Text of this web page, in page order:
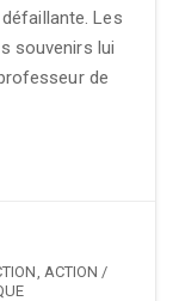
Les
souvenirs lui
de
, ACTION /